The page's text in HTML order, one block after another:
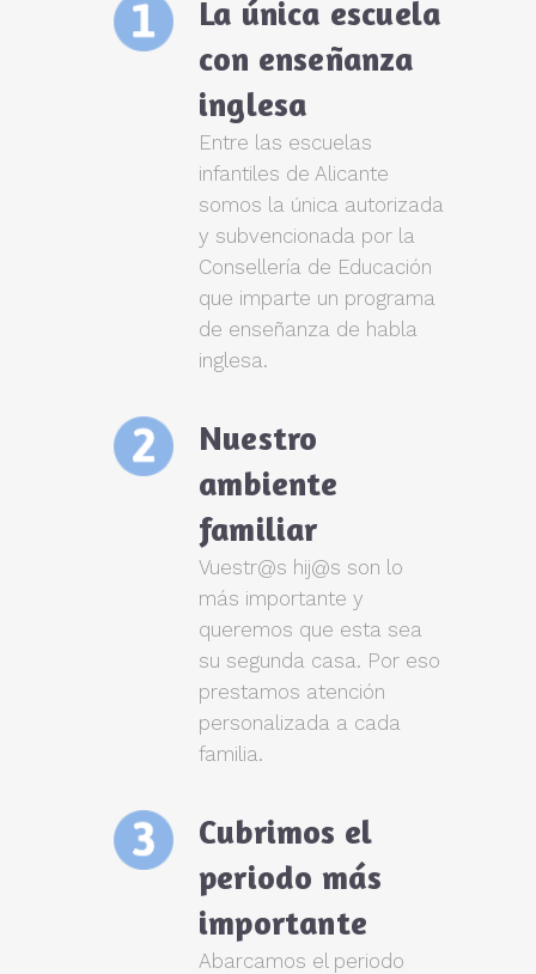
La única escuela
con enseñanza
inglesa
Entre las escuelas
infantiles de Alicante
somos la única autorizada
y subvencionada por la
Consellería de Educación
que imparte un programa
de enseñanza de habla
inglesa.
Nuestro
ambiente
familiar
Vuestr@s hij@s son lo
más importante y
queremos que esta sea
su segunda casa. Por eso
prestamos atención
personalizada a cada
familia.
Cubrimos el
periodo más
importante
Abarcamos el periodo